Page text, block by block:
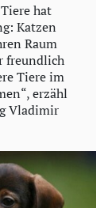
hat
Katzen
Raum
freundlich
Tiere im
erzähl
Vladimir